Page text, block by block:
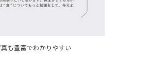
も豊富でわかりやすい